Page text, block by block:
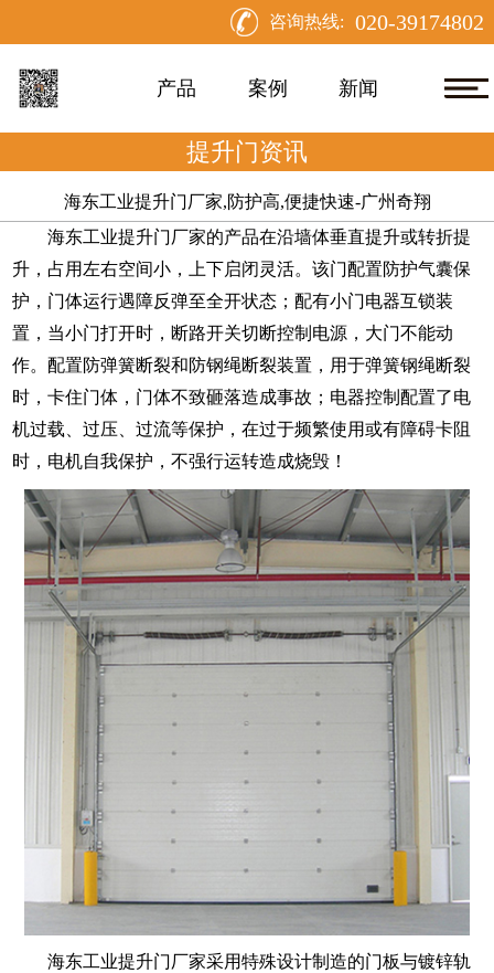
咨询热线: 020-39174802
产品 案例 新闻
提升门资讯
海东工业提升门厂家,防护高,便捷快速-广州奇翔
海东工业提升门厂家的产品在沿墙体垂直提升或转折提
升，占用左右空间小，上下启闭灵活。该门配置防护气囊保
护，门体运行遇障反弹至全开状态；配有小门电器互锁装
置，当小门打开时，断路开关切断控制电源，大门不能动
作。配置防弹簧断裂和防钢绳断裂装置，用于弹簧钢绳断裂
时，卡住门体，门体不致砸落造成事故；电器控制配置了电
机过载、过压、过流等保护，在过于频繁使用或有障碍卡阻
时，电机自我保护，不强行运转造成烧毁！
海东工业提升门厂家采用特殊设计制造的门板与镀锌轨